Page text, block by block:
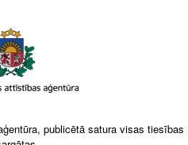
publicētā satura visas tiesības